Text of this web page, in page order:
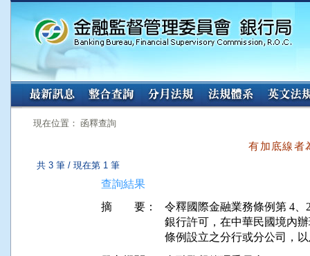
:::
現在位置： 函釋查詢
有加底線者
共 3 筆 / 現在第 1 筆
查詢結果
摘 要：
令釋國際金融業務條例第 4
銀行許可，在中華民國境內